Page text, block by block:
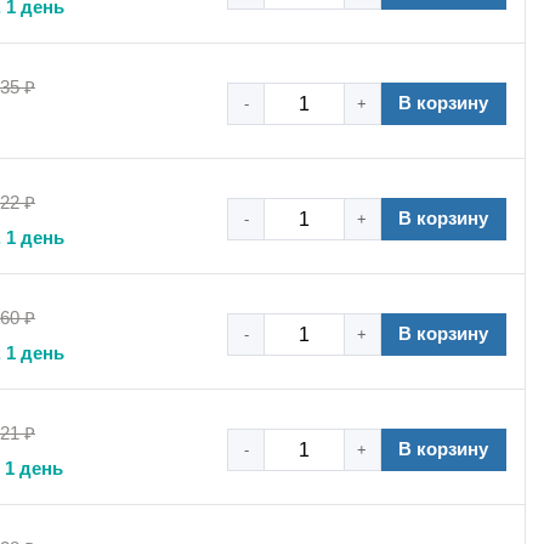
а также для крепления тяжелых кабельных трасс и
способность позволяют выдерживать значительно
которого соответствует этому значению.
для наружного монтажа в большинстве
1 день
₽
- + В корзину
₽
1 день
- + В корзину
₽
1 день
- + В корзину
₽
1 день
- + В корзину